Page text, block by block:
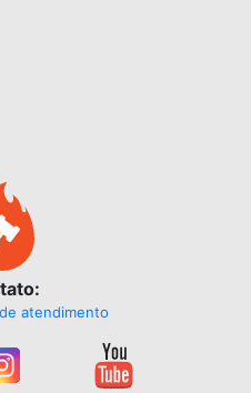
atendimento